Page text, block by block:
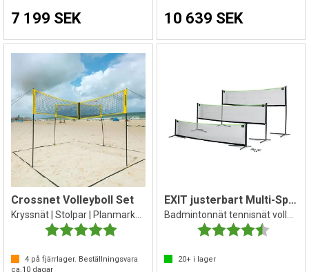
7 199 SEK 10 639 SEK
Crossnet Volleyboll Set
Betyg:
5.0 utav 5 stjärnor
4 på fjärrlager. Beställningsvara
ca.10 dagar
EXIT justerbart Multi-Sport-nät 5 m
Betyg:
20+i lager